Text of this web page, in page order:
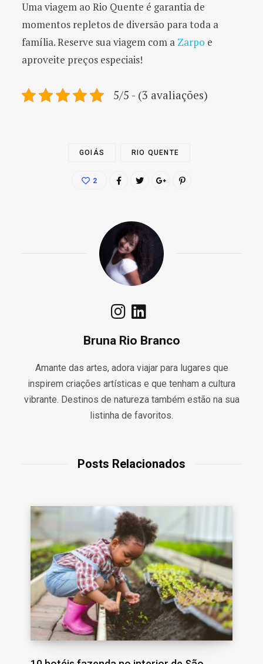
Uma viagem ao Rio Quente é garantia de
momentos repletos de diversão para toda a
família. Reserve sua viagem com a Zarpo e
aproveite preços especiais!
5/5 - (3 avaliações)
GOIÁS RIO QUENTE
2
Bruna Rio Branco
Amante das artes, adora viajar para lugares que
inspirem criações artísticas e que tenham a cultura
vibrante. Destinos de natureza também estão na sua
listinha de favoritos.
Posts Relacionados